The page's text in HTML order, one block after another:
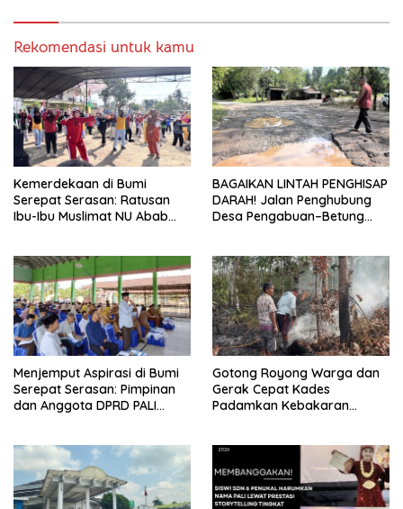
Rekomendasi untuk kamu
Kemerdekaan di Bumi
Serepat Serasan: Ratusan
Ibu-Ibu Muslimat NU Abab
Indonesia
BAGAIKAN LINTAH PENGHISAP
DARAH! Jalan Penghubung
Desa Pengabuan–Betung
Kerok
Menjemput Aspirasi di Bumi
Serepat Serasan: Pimpinan
dan Anggota DPRD PALI
Melalui Reses Ke-2 Tahun
2026
Gotong Royong Warga dan
Gerak Cepat Kades
Padamkan Kebakaran